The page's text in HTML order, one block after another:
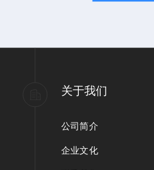
关于我们
公司简介
企业文化